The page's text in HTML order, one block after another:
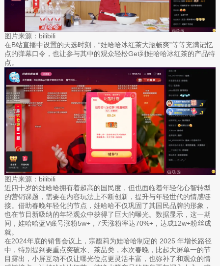
图片来源：bilibili
在B站直播中设置的天选时刻，“娃哈哈冰红茶大瓶畅爽”等等充满记忆
点的弹幕口令，也让参与其中的观众轻松Get到娃哈哈冰红茶的产品特
点。
图片来源：bilibili
近四十岁的娃哈哈拥有着超高的国民度，但也面临着年轻化心智转型
的营销课题，需要在内容玩法上不断创新，提升与年轻世代的情感链
接。借助春晚年轻化的节点，娃哈哈不仅巩固了其国民品牌的形象，
也在节目新吸纳的年轻观众中获得了巨大的曝光。数据显示，这一期
间，娃哈哈蓝V账号涨粉5w+，7天涨粉率达70%+，达成12w+粉丝成
就。
在2024年底的销售会议上，宗馥莉为娃哈哈制定的 2025 年增长路径
中，特别提到要重点突破水、茶品类，本次春晚，比起大屏单一的节
目露出，小屏互动不仅让曝光位点更灵活丰富，也弥补了和观众的情